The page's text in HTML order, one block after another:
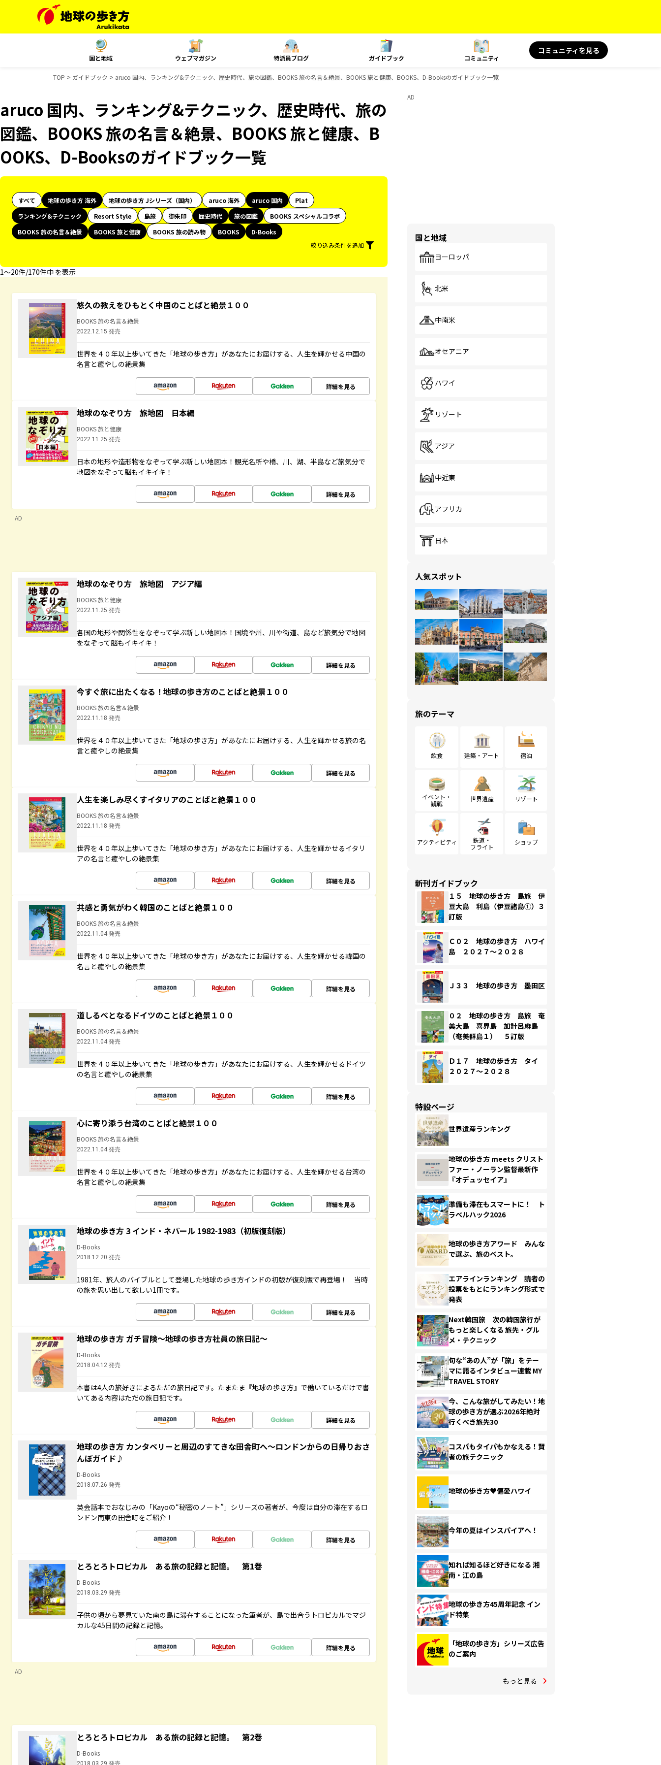
国と地域 ウェブマガジン 特派員ブログ ガイドブック コミュニティ
コミュニティを見る
TOP ガイドブック aruco 国内、ランキング&テクニック、歴史時代、旅の図鑑、BOOKS 旅の名言＆絶景、BOOKS 旅と健康、BOOKS、D-Booksのガイドブック一覧
aruco 国内、ランキング&テクニック、歴史時代、旅の
図鑑、BOOKS 旅の名言＆絶景、BOOKS 旅と健康、B
OOKS、D-Booksのガイドブック一覧
すべて 地球の歩き方 海外 地球の歩き方 Jシリーズ（国内） aruco 海外 aruco 国内
Plat
ランキング&テクニック
Resort Style 島旅 御朱印 歴史時代 旅の図鑑
BOOKS スペシャルコラボ
BOOKS 旅の名言＆絶景
BOOKS 旅と健康 BOOKS 旅の読み物 BOOKS
D-Books
絞り込み条件を追加
1〜20件/170件中 を表示
悠久の教えをひもとく中国のことばと絶景１００
BOOKS 旅の名言＆絶景
2022.12.15 発売
世界を４０年以上歩いてきた「地球の歩き方」があなたにお届けする、人生を輝かせる中国の
名言と癒やしの絶景集
詳細を見る
地球のなぞり方 旅地図 日本編
BOOKS 旅と健康
2022.11.25 発売
日本の地形や造形物をなぞって学ぶ新しい地図本！観光名所や橋、川、湖、半島など旅気分で
地図をなぞって脳もイキイキ！
詳細を見る
AD
地球のなぞり方 旅地図 アジア編
BOOKS 旅と健康
2022.11.25 発売
各国の地形や関係性をなぞって学ぶ新しい地図本！国境や州、川や街道、島など旅気分で地図
をなぞって脳もイキイキ！
詳細を見る
今すぐ旅に出たくなる！地球の歩き方のことばと絶景１００
BOOKS 旅の名言＆絶景
2022.11.18 発売
世界を４０年以上歩いてきた「地球の歩き方」があなたにお届けする、人生を輝かせる旅の名
言と癒やしの絶景集
詳細を見る
人生を楽しみ尽くすイタリアのことばと絶景１００
BOOKS 旅の名言＆絶景
2022.11.18 発売
世界を４０年以上歩いてきた「地球の歩き方」があなたにお届けする、人生を輝かせるイタリ
アの名言と癒やしの絶景集
詳細を見る
共感と勇気がわく韓国のことばと絶景１００
BOOKS 旅の名言＆絶景
2022.11.04 発売
世界を４０年以上歩いてきた「地球の歩き方」があなたにお届けする、人生を輝かせる韓国の
名言と癒やしの絶景集
詳細を見る
道しるべとなるドイツのことばと絶景１００
BOOKS 旅の名言＆絶景
2022.11.04 発売
世界を４０年以上歩いてきた「地球の歩き方」があなたにお届けする、人生を輝かせるドイツ
の名言と癒やしの絶景集
詳細を見る
心に寄り添う台湾のことばと絶景１００
BOOKS 旅の名言＆絶景
2022.11.04 発売
世界を４０年以上歩いてきた「地球の歩き方」があなたにお届けする、人生を輝かせる台湾の
名言と癒やしの絶景集
詳細を見る
地球の歩き方 3 インド・ネパール 1982-1983（初版復刻版）
D-Books
2018.12.20 発売
1981年、旅人のバイブルとして登場した地球の歩き方インドの初版が復刻版で再登場！ 当時
の旅を思い出して欲しい1冊です。
詳細を見る
地球の歩き方 ガチ冒険～地球の歩き方社員の旅日記～
D-Books
2018.04.12 発売
本書は4人の旅好きによるただの旅日記です。たまたま『地球の歩き方』で働いているだけで書
いてある内容はただの旅日記です。
詳細を見る
地球の歩き方 カンタベリーと周辺のすてきな田舎町へ～ロンドンからの日帰りおさ
んぽガイド♪
D-Books
2018.07.26 発売
英会話本でおなじみの「Kayoの“秘密のノート”」シリーズの著者が、今度は自分の滞在するロ
ンドン南東の田舎町をご紹介！
詳細を見る
とろとろトロピカル ある旅の記録と記憶。 第1巻
D-Books
2018.03.29 発売
子供の頃から夢見ていた南の島に滞在することになった筆者が、島で出合うトロピカルでマジ
カルな45日間の記録と記憶。
詳細を見る
AD
とろとろトロピカル ある旅の記録と記憶。 第2巻
D-Books
2018.03.29 発売
AD
国と地域
ヨーロッパ
北米
中南米
オセアニア
ハワイ
リゾート
アジア
中近東
アフリカ
日本
人気スポット
旅のテーマ
飲食 建築・アート 宿泊
イベント・
観戦
世界遺産 リゾート
アクティビティ
鉄道・
フライト
ショップ
新刊ガイドブック
１５ 地球の歩き方 島旅 伊
豆大島 利島（伊豆諸島①）３
訂版
Ｃ０２ 地球の歩き方 ハワイ
島 ２０２７～２０２８
Ｊ３３ 地球の歩き方 墨田区
０２ 地球の歩き方 島旅 奄
美大島 喜界島 加計呂麻島
（奄美群島１） ５訂版
Ｄ１７ 地球の歩き方 タイ
２０２７～２０２８
特設ページ
世界遺産ランキング
地球の歩き方 meets クリスト
ファー・ノーラン監督最新作
『オデュッセイア』
準備も滞在もスマートに！ ト
ラベルハック2026
地球の歩き方アワード みんな
で選ぶ、旅のベスト。
エアラインランキング 読者の
投票をもとにランキング形式で
発表
Next韓国旅 次の韓国旅行が
もっと楽しくなる 旅先・グル
メ・テクニック
旬な“あの人”が「旅」をテー
マに語るインタビュー連載 MY
TRAVEL STORY
今、こんな旅がしてみたい！地
球の歩き方が選ぶ2026年絶対
行くべき旅先30
コスパもタイパもかなえる！賢
者の旅テクニック
地球の歩き方♥偏愛ハワイ
今年の夏はインスパイアへ！
知れば知るほど好きになる 湘
南・江の島
地球の歩き方45周年記念 イン
ド特集
「地球の歩き方」シリーズ広告
のご案内
もっと見る